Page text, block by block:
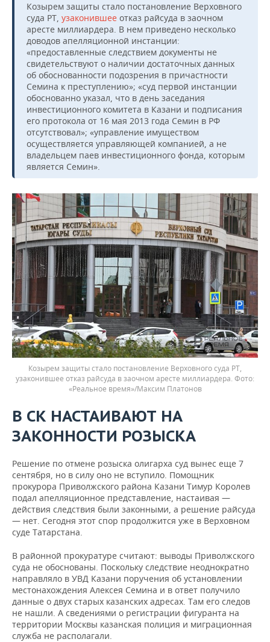
Козырем защиты стало постановление Верховного
суда РТ, узаконившее отказ райсуда в заочном
аресте миллиардера. В нем приведено несколько
доводов апелляционной инстанции:
«предоставленные следствием документы не
свидетельствуют о наличии достаточных данных
об обоснованности подозрения в причастности
Семина к преступлению»; «суд первой инстанции
обоснованно указал, что в день заседания
инвестиционного комитета в Казани и подписания
его протокола от 16 мая 2013 года Семин в РФ
отсутствовал»; «управление имуществом
осуществляется управляющей компанией, а не
владельцем паев инвестиционного фонда, которым
является Семин».
Козырем защиты стало постановление Верховного суда РТ,
узаконившее отказ райсуда в заочном аресте миллиардера. Фото:
«Реальное время»/Максим Платонов
В СК НАСТАИВАЮТ НА
ЗАКОННОСТИ РОЗЫСКА
Решение по отмене розыска олигарха суд вынес еще 7
сентября, но в силу оно не вступило. Помощник
прокурора Приволжского района Казани Тимур Королев
подал апелляционное представление, настаивая —
действия следствия были законными, а решение райсуда
— нет. Сегодня этот спор продолжится уже в Верховном
суде Татарстана.
В районной прокуратуре считают: выводы Приволжского
суда не обоснованы. Поскольку следствие неоднократно
направляло в УВД Казани поручения об установлении
местонахождения Алексея Семина и в ответ получило
данные о двух старых казанских адресах. Там его следов
не нашли. А сведениями о регистрации фигуранта на
территории Москвы казанская полиция и миграционная
служба не располагали.